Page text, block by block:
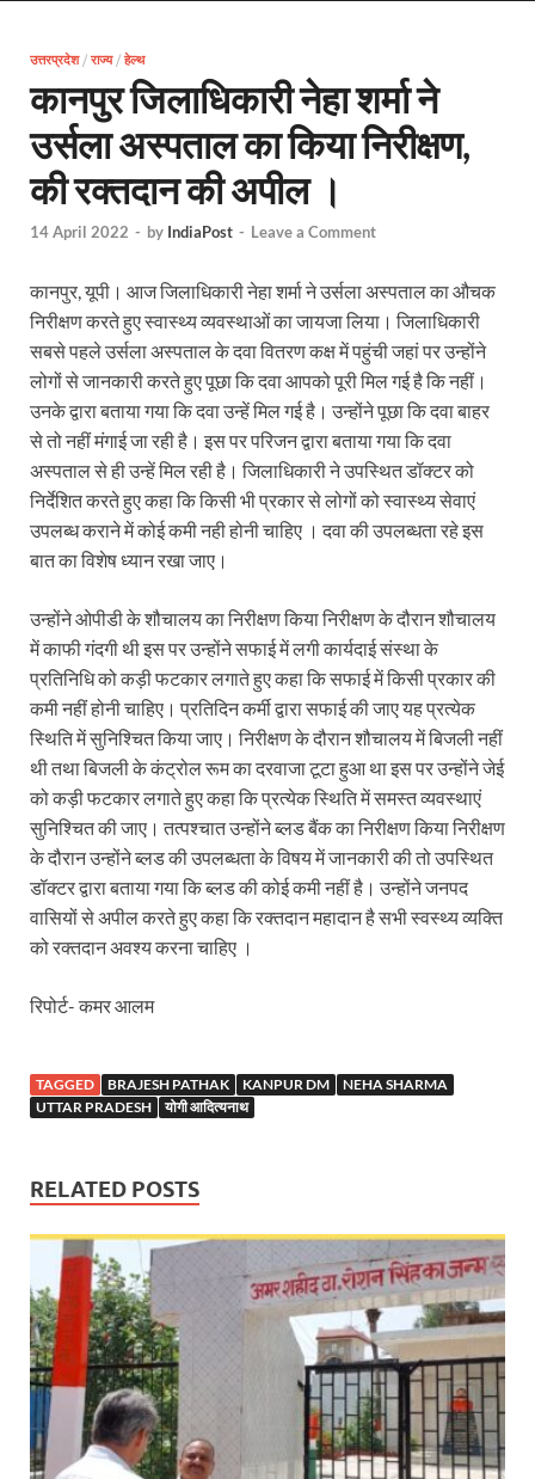
Uttarakhand Female Boxer: मुख्यमंत्री धामी से मिलीं
UP Kanwar Yatra: कांवड़ यात्रा से पहले सभी धार्मिक
Bharat Tex 2026: टेक्सटाइल निवेश के प्रमुख गंतव्य के
CM Yogi Barabanki Visit: मुख्यमंत्री योगी आदित्यनाथ
The Kshitij Show: द क्षितिज शो में पहुंचे जुयाल और
Lok Sanvardhan Parva: देहरादून में मुख्यमंत्री पुष्कर
West Bengal Rajya Sabha By-Election: चुनाव
Shri Kashi Vishwanath Mandir: उत्तरकाशी में CM
Dr.Teejan Bai: विश्वविख्यात पंडवानी गायिका, पद्म
Sundarpura Railway Station: खाटू श्याम जी के भक्तो
Jan-Jan Ki Sarkar Abhiyan: 4 जुलाई से फिर शुरु होगा
आ गई यूपी बीजेपी संगठन की लिस्ट, देखिए कौन-कौन है इस
Chhattisgarh UCC: छत्तीसगढ़ में UCC का खाका तैयार
राजमिस्त्री, किसान और शिक्षक परिवारों के बेटे यूपीएससी
9New Sectoral Policy: 9 नई सेक्टोरल पॉलिसी, एक
संयुक्त निदेशक के एस चौहान ने मुख्यमंत्री को भेंट की अपनी
Modern Composite Sleepers: एआई की मदद से ट्रैक
Katra Banihal Special Train: कटरा – बनिहाल के
Aerial Survey: सीएम योगी के निर्देश पर उप मुख्यमंत्री व
Ancient Manuscripts: वैश्विक मंच तक पहुंचेगा भारतीय
Big Blueprint for Bastar: बस्तर के लिए बड़ा ब्लूप्रिंट:
Bhartendu Natya Akadami: मुख्यमंत्री ने देखी ‘आनंद
Women E Rickshaw Pilots: यूपी में तैयार हो रही
उत्तरप्रदेश/ राज्य/ हेल्थ
कानपुर जिलाधिकारी नेहा शर्मा ने
उर्सला अस्पताल का किया निरीक्षण,
की रक्तदान की अपील ।
14 April 2022 - by IndiaPost - Leave a Comment
कानपुर, यूपी। आज जिलाधिकारी नेहा शर्मा ने उर्सला अस्पताल का औचक
निरीक्षण करते हुए स्वास्थ्य व्यवस्थाओं का जायजा लिया। जिलाधिकारी
सबसे पहले उर्सला अस्पताल के दवा वितरण कक्ष में पहुंची जहां पर उन्होंने
लोगों से जानकारी करते हुए पूछा कि दवा आपको पूरी मिल गई है कि नहीं।
उनके द्वारा बताया गया कि दवा उन्हें मिल गई है। उन्होंने पूछा कि दवा बाहर
से तो नहीं मंगाई जा रही है। इस पर परिजन द्वारा बताया गया कि दवा
अस्पताल से ही उन्हें मिल रही है। जिलाधिकारी ने उपस्थित डॉक्टर को
निर्देशित करते हुए कहा कि किसी भी प्रकार से लोगों को स्वास्थ्य सेवाएं
उपलब्ध कराने में कोई कमी नही होनी चाहिए । दवा की उपलब्धता रहे इस
बात का विशेष ध्यान रखा जाए।
उन्होंने ओपीडी के शौचालय का निरीक्षण किया निरीक्षण के दौरान शौचालय
में काफी गंदगी थी इस पर उन्होंने सफाई में लगी कार्यदाई संस्था के
प्रतिनिधि को कड़ी फटकार लगाते हुए कहा कि सफाई में किसी प्रकार की
कमी नहीं होनी चाहिए। प्रतिदिन कर्मी द्वारा सफाई की जाए यह प्रत्येक
स्थिति में सुनिश्चित किया जाए। निरीक्षण के दौरान शौचालय में बिजली नहीं
थी तथा बिजली के कंट्रोल रूम का दरवाजा टूटा हुआ था इस पर उन्होंने जेई
को कड़ी फटकार लगाते हुए कहा कि प्रत्येक स्थिति में समस्त व्यवस्थाएं
सुनिश्चित की जाए। तत्पश्चात उन्होंने ब्लड बैंक का निरीक्षण किया निरीक्षण
के दौरान उन्होंने ब्लड की उपलब्धता के विषय में जानकारी की तो उपस्थित
डॉक्टर द्वारा बताया गया कि ब्लड की कोई कमी नहीं है। उन्होंने जनपद
वासियों से अपील करते हुए कहा कि रक्तदान महादान है सभी स्वस्थ्य व्यक्ति
को रक्तदान अवश्य करना चाहिए ।
रिपोर्ट- कमर आलम
TAGGED BRAJESH PATHAK KANPUR DM
NEHA SHARMA
UTTAR PRADESH
योगी आदित्यनाथ
RELATED POSTS